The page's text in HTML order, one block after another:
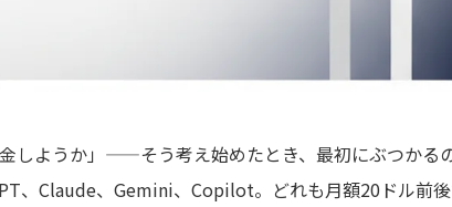
しようか」——そう考え始めたとき、最初にぶつかる
、Claude、Gemini、Copilot。どれも月額20ドル前